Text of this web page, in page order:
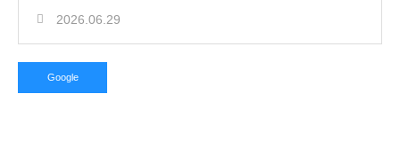
2026.06.29
Google